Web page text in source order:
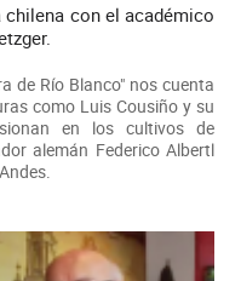
con el académico
de Río Blanco" nos cuenta
como Luis Cousiño y su
en los cultivos de
alemán Federico Albertl